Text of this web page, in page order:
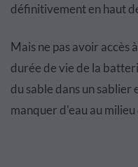
définitivement en haut
Mais ne pas avoir accès
durée de vie de la
du sable dans un
manquer d'eau au milieu